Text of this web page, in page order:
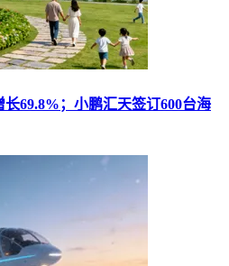
69.8%；小鹏汇天签订600台海